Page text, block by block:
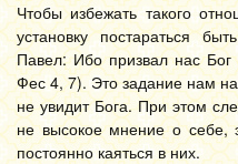
Чтобы избежать такого
установку постараться
Павел: Ибо призвал нас Бог
Фес 4, 7). Это задание нам
не увидит Бога. При этом
не высокое мнение о себе,
постоянно каяться в них.